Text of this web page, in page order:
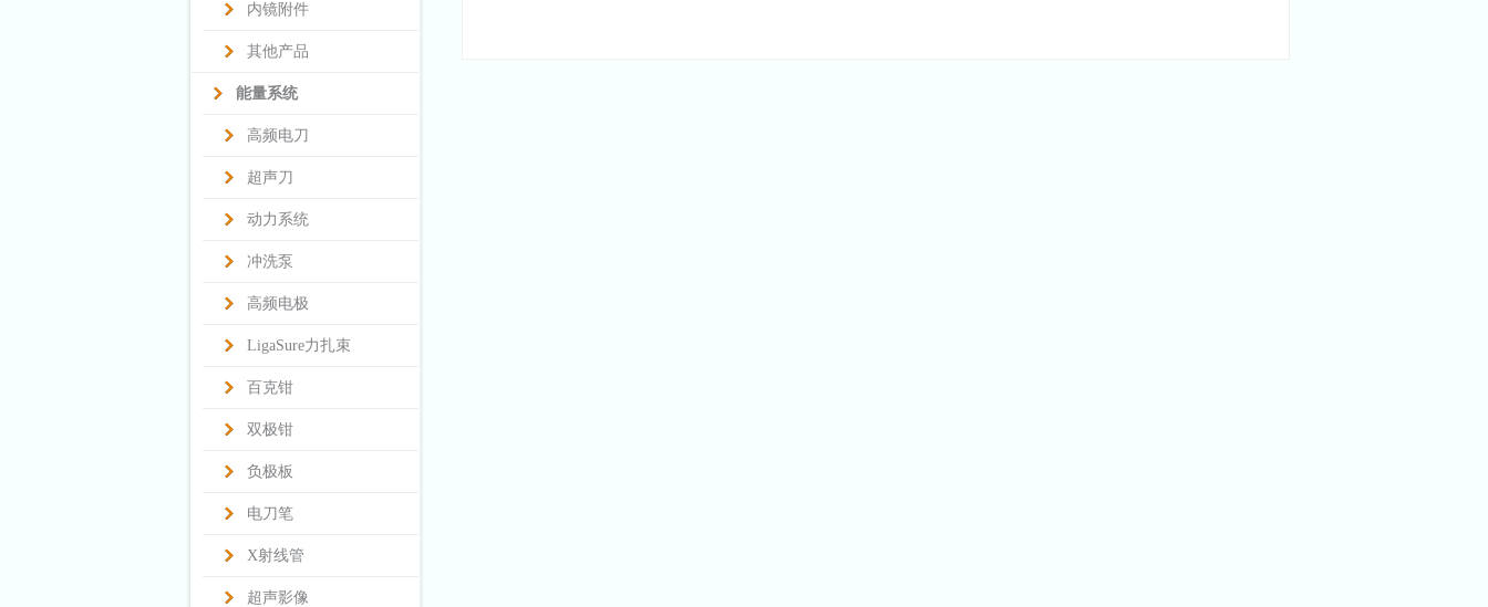
内镜附件
其他产品
能量系统
高频电刀
超声刀
动力系统
冲洗泵
高频电极
LigaSure力扎束
百克钳
双极钳
负极板
电刀笔
X射线管
超声影像